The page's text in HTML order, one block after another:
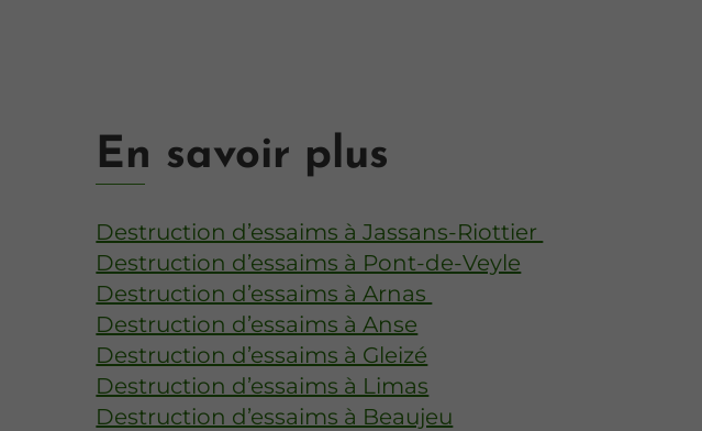
En savoir plus
Destruction d’essaims à Jassans-Riottier
Destruction d’essaims à Pont-de-Veyle
Destruction d’essaims à Arnas
Destruction d’essaims à Anse
Destruction d’essaims à Gleizé
Destruction d’essaims à Limas
Destruction d’essaims à Beaujeu